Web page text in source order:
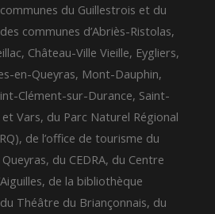
du Guillestrois et du
communes d’Abriès-Ristolas,
Château-Ville Vieille, Eygliers,
en-Queyras, Mont-Dauphin,
Clément-sur-Durance, Saint-
Vars, du Parc Naturel Régional
de l’office de tourisme du
du CEDRA, du Centre
de la bibliothèque
Théâtre du Briançonnais, du